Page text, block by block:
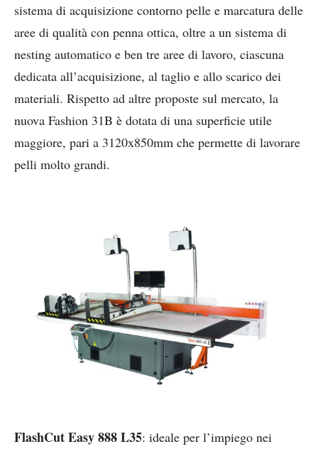
sistema di acquisizione contorno pelle e marcatura delle
aree di qualità con penna ottica, oltre a un sistema di
nesting automatico e ben tre aree di lavoro, ciascuna
dedicata all’acquisizione, al taglio e allo scarico dei
materiali. Rispetto ad altre proposte sul mercato, la
nuova Fashion 31B è dotata di una superficie utile
maggiore, pari a 3120x850mm che permette di lavorare
pelli molto grandi.
FlashCut Easy 888 L35: ideale per l’impiego nei